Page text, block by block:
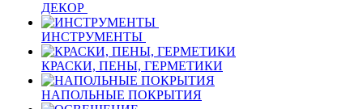
ДЕКОР
ИНСТРУМЕНТЫ
КРАСКИ, ПЕНЫ, ГЕРМЕТИКИ
НАПОЛЬНЫЕ ПОКРЫТИЯ